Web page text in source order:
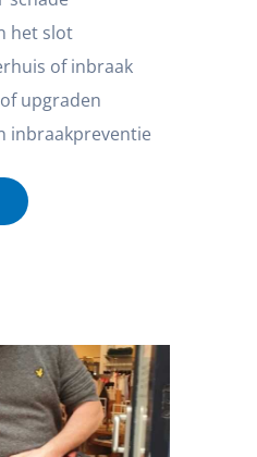
het slot
of inbraak
upgraden
inbraakpreventie